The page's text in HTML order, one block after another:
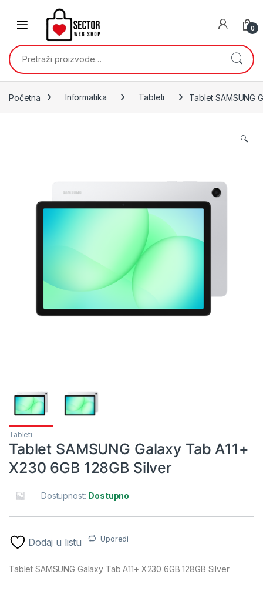
Skip to navigation
0
Pretraži:
Početna Informatika Tableti Tablet SAMSUNG
🔍
Tableti
Tablet SAMSUNG Galaxy Tab A11+
X230 6GB 128GB Silver
Dostupnost: Dostupno
Dodaj u listu Uporedi
Tablet SAMSUNG Galaxy Tab A11+ X230 6GB 128GB Silver